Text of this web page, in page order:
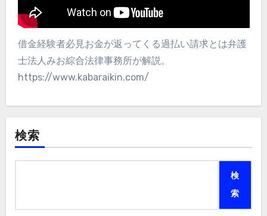
借金経験者必見お金が返ってくる過払い請求とは弁護
士法人みお綜合法律事務所が解説。
https://www.kabaraikin.com/
検索
検
索